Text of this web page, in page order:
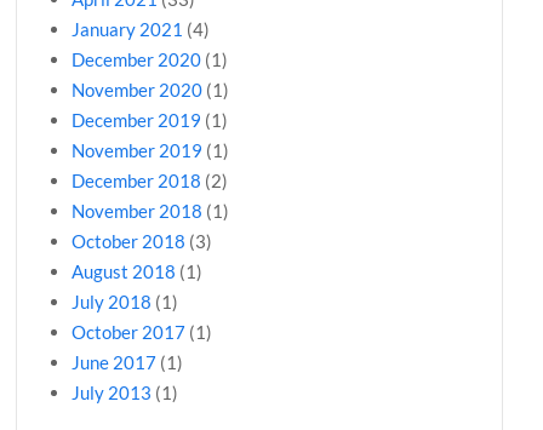
January 2021 (4)
December 2020 (1)
November 2020 (1)
December 2019 (1)
November 2019 (1)
December 2018 (2)
November 2018 (1)
October 2018 (3)
August 2018 (1)
July 2018 (1)
October 2017 (1)
June 2017 (1)
July 2013 (1)